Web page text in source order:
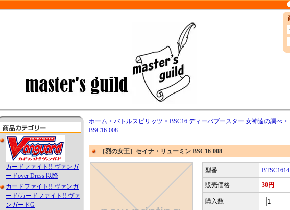
カードファイト!! ヴァンガ
ードover Dress 以降
カードファイト!! ヴァンガ
ード/カードファイト!! ヴァ
ンガードG
ホーム > バトルスピリッツ > BSC16 ディーバブースター 女神達の調べ >
BSC16-008
［烈の女王］セイナ・リューミン BSC16-008
型番 BTSC1614
販売価格 30円
購入数